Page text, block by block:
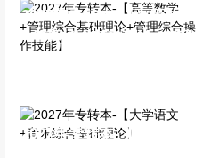
2027年专转本-【高等数学
+管理综合基础理论+管理
2027年专转本-【大学语文